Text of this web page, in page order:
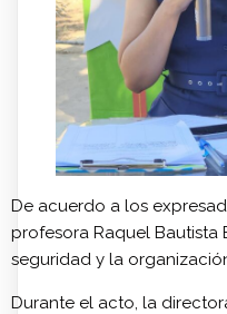
De acuerdo a los
profesora Raquel Bautista
seguridad y la
Durante el acto, la